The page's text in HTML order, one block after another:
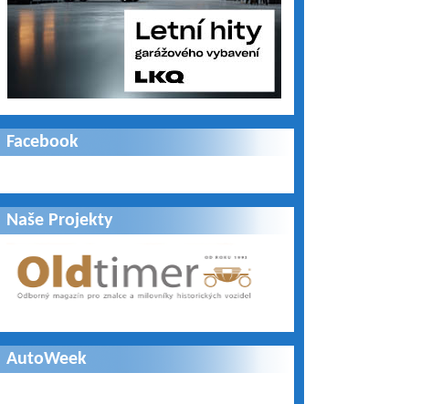
Facebook
Naše Projekty
AutoWeek